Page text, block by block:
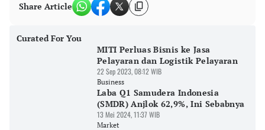
Share Article
Curated For You
MITI Perluas Bisnis ke Jasa
Pelayaran dan Logistik Pelayaran
22 Sep 2023, 08:12 WIB
Business
Laba Q1 Samudera Indonesia
(SMDR) Anjlok 62,9%, Ini Sebabnya
13 Mei 2024, 11:37 WIB
Market